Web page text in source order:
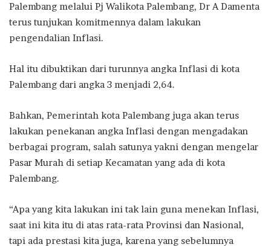
Palembang melalui Pj Walikota Palembang, Dr A Damenta
terus tunjukan komitmennya dalam lakukan
pengendalian Inflasi.
Hal itu dibuktikan dari turunnya angka Inflasi di kota
Palembang dari angka 3 menjadi 2,64.
Bahkan, Pemerintah kota Palembang juga akan terus
lakukan penekanan angka Inflasi dengan mengadakan
berbagai program, salah satunya yakni dengan mengelar
Pasar Murah di setiap Kecamatan yang ada di kota
Palembang.
“Apa yang kita lakukan ini tak lain guna menekan Inflasi,
saat ini kita itu di atas rata-rata Provinsi dan Nasional,
tapi ada prestasi kita juga, karena yang sebelumnya